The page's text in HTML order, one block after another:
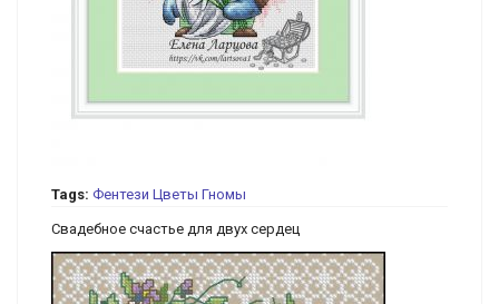
Tags: Фентези Цветы Гномы
Свадебное счастье для двух сердец